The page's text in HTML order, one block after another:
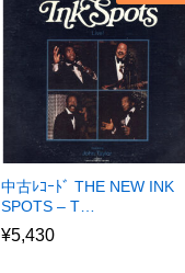
中古ﾚｺｰﾄﾞ THE NEW INK
SPOTS – T…
¥5,430